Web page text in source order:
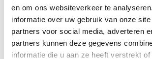
en om ons websiteverkeer te
informatie over uw gebruik van onze
partners voor social media, adverteren
partners kunnen deze gegevens
informatie die u aan ze heeft verstrekt
Vorig artikel